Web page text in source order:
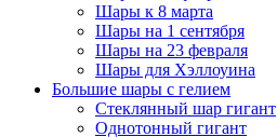
Шары к 8 марта
Шары на 1 сентября
Шары на 23 февраля
Шары для Хэллоуина
Большие шары с гелием
Стеклянный шар гигант
Однотонный гигант